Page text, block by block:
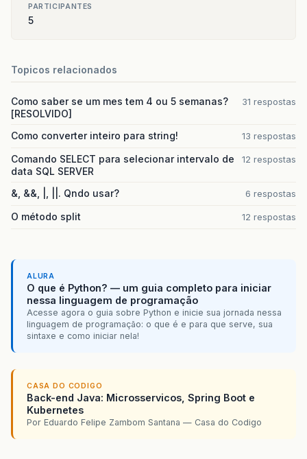
PARTICIPANTES
5
Topicos relacionados
Como saber se um mes tem 4 ou 5 semanas?
[RESOLVIDO]
31 respostas
Como converter inteiro para string! 13 respostas
Comando SELECT para selecionar intervalo de
data SQL SERVER
12 respostas
&, &&, |, ||. Qndo usar? 6 respostas
O método split 12 respostas
ALURA
O que é Python? — um guia completo para iniciar
nessa linguagem de programação
Acesse agora o guia sobre Python e inicie sua jornada nessa
linguagem de programação: o que é e para que serve, sua
sintaxe e como iniciar nela!
CASA DO CODIGO
Back-end Java: Microsservicos, Spring Boot e
Kubernetes
Por Eduardo Felipe Zambom Santana — Casa do Codigo